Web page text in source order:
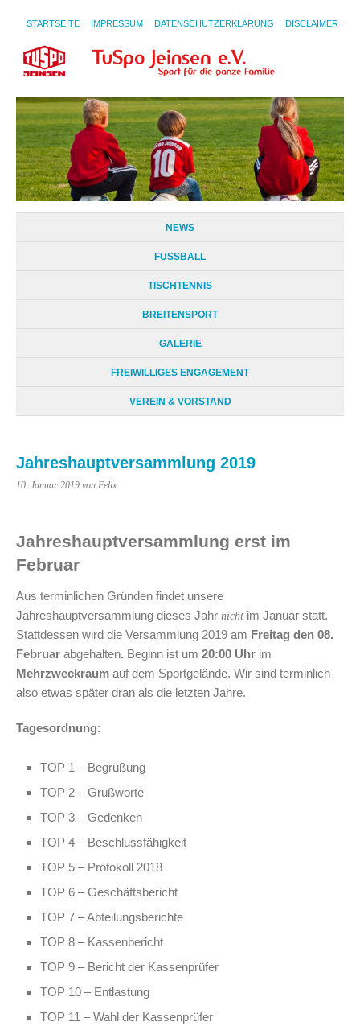
STARTSEITE IMPRESSUM DATENSCHUTZERKLÄRUNG DISCLAIMER
NEWS
FUSSBALL
TISCHTENNIS
BREITENSPORT
GALERIE
FREIWILLIGES ENGAGEMENT
VEREIN & VORSTAND
Jahreshauptversammlung 2019
10. Januar 2019 von Felix
Jahreshauptversammlung erst im
Februar
Aus terminlichen Gründen findet unsere
Jahreshauptversammlung dieses Jahr nicht im Januar statt.
Stattdessen wird die Versammlung 2019 am Freitag den 08.
Februar abgehalten. Beginn ist um 20:00 Uhr im
Mehrzweckraum auf dem Sportgelände. Wir sind terminlich
also etwas später dran als die letzten Jahre.
Tagesordnung:
TOP 1 – Begrüßung
TOP 2 – Grußworte
TOP 3 – Gedenken
TOP 4 – Beschlussfähigkeit
TOP 5 – Protokoll 2018
TOP 6 – Geschäftsbericht
TOP 7 – Abteilungsberichte
TOP 8 – Kassenbericht
TOP 9 – Bericht der Kassenprüfer
TOP 10 – Entlastung
TOP 11 – Wahl der Kassenprüfer